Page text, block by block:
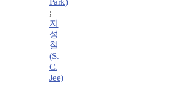
Park)
;
지
성
철
(S.
C.
Jee)